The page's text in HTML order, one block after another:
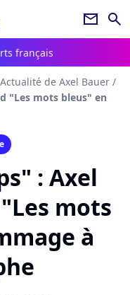
newsletter search
français
Actualité de Axel Bauer /
"Les mots bleus" en
: Axel
mots
à